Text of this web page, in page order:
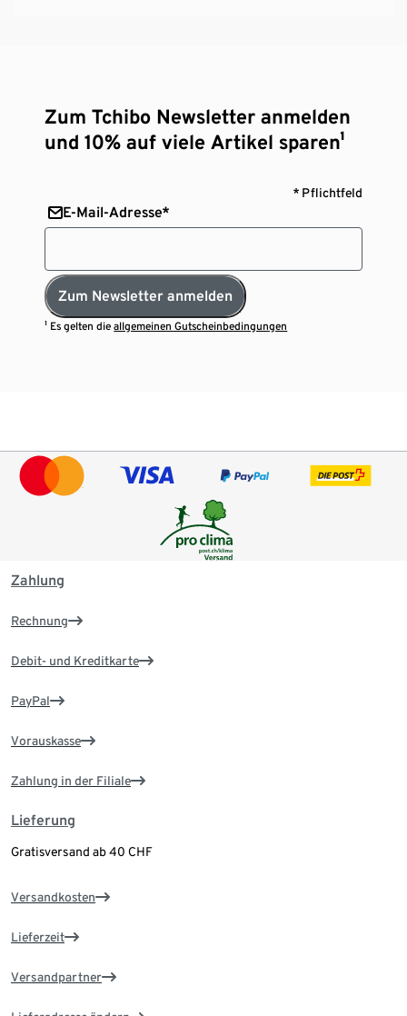
Zum Tchibo Newsletter anmelden
und 10% auf viele Artikel sparen¹
* Pflichtfeld
E-Mail-Adresse*
Zum Newsletter anmelden
¹ Es gelten dieallgemeinen Gutscheinbedingungen
Zahlung
Rechnung
Debit- und Kreditkarte
PayPal
Vorauskasse
Zahlung in der Filiale
Lieferung
Gratisversand ab 40 CHF
Versandkosten
Lieferzeit
Versandpartner